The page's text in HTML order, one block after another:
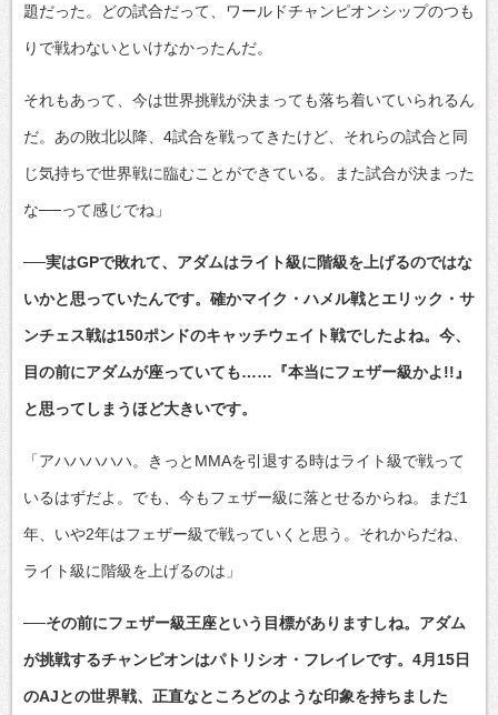
題だった。どの試合だって、ワールドチャンピオンシップのつも
りで戦わないといけなかったんだ。
それもあって、今は世界挑戦が決まっても落ち着いていられるん
だ。あの敗北以降、4試合を戦ってきたけど、それらの試合と同
じ気持ちで世界戦に臨むことができている。また試合が決まった
な──って感じでね」
──実はGPで敗れて、アダムはライト級に階級を上げるのではな
いかと思っていたんです。確かマイク・ハメル戦とエリック・サ
ンチェス戦は150ポンドのキャッチウェイト戦でしたよね。今、
目の前にアダムが座っていても……『本当にフェザー級かよ!!』
と思ってしまうほど大きいです。
「アハハハハハ。きっとMMAを引退する時はライト級で戦って
いるはずだよ。でも、今もフェザー級に落とせるからね。まだ1
年、いや2年はフェザー級で戦っていくと思う。それからだね、
ライト級に階級を上げるのは」
──その前にフェザー級王座という目標がありますしね。アダム
が挑戦するチャンピオンはパトリシオ・フレイレです。4月15日
のAJとの世界戦、正直なところどのような印象を持ちました